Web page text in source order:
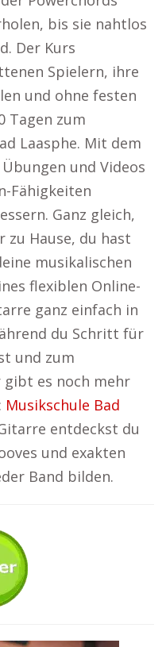
bis sie nahtlos
Der Kurs
Spielern, ihre
und ohne festen
Tagen zum
Laasphe. Mit dem
und Videos
Fähigkeiten
Ganz gleich,
Hause, du hast
musikalischen
flexiblen Online-
ganz einfach in
du Schritt für
und zum
es noch mehr
Musikschule Bad
entdeckst du
und exakten
Band bilden.